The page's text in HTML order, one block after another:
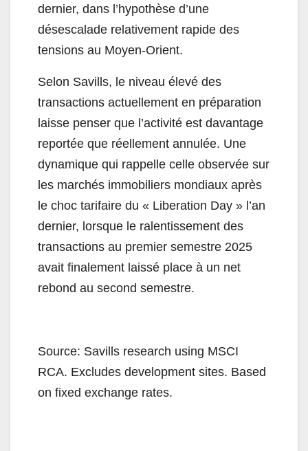
dernier, dans l’hypothèse d’une
désescalade relativement rapide des
tensions au Moyen-Orient.
Selon Savills, le niveau élevé des
transactions actuellement en préparation
laisse penser que l’activité est davantage
reportée que réellement annulée. Une
dynamique qui rappelle celle observée sur
les marchés immobiliers mondiaux après
le choc tarifaire du « Liberation Day » l’an
dernier, lorsque le ralentissement des
transactions au premier semestre 2025
avait finalement laissé place à un net
rebond au second semestre.
Source: Savills research using MSCI
RCA. Excludes development sites. Based
on fixed exchange rates.